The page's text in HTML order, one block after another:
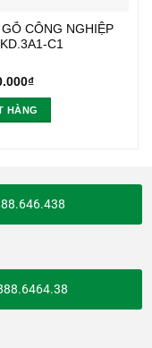
CÔNG NGHIỆP
C1
₫
HÀNG